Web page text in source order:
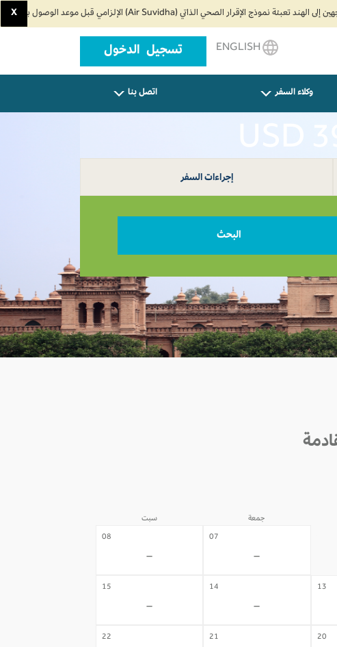
X
تسجيل الدخول
وكلاء السفر اتصل بنا
إجراءات السفر
البحث
جمعة سبت
07
-
08
-
13
14
-
15
-
20
21
22